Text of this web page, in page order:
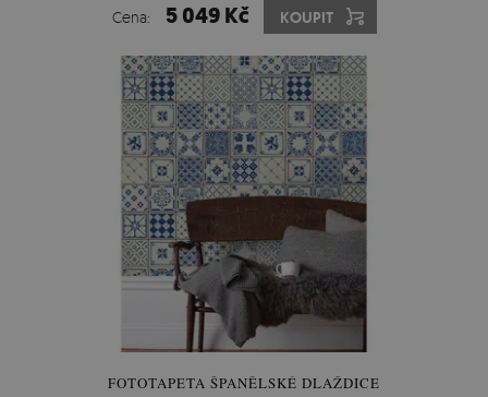
Cena: 5 049 Kč KOUPIT
FOTOTAPETA ŠPANĚLSKÉ DLAŽDICE